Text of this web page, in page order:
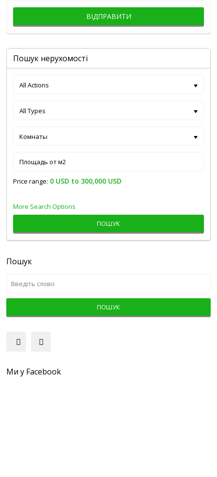
Пошук нерухомості
All Actions
All Types
Комнаты
Price range: 0 USD to 300,000 USD
More Search Options
ПОШУК
Пошук
ПОШУК
Ми у Facebook